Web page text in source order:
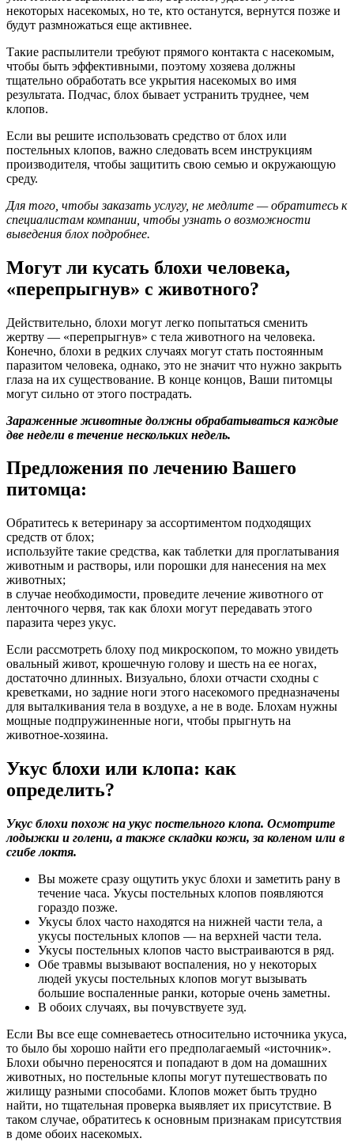
некоторых насекомых, но те, кто останутся, вернутся позже и
будут размножаться еще активнее.
Такие распылители требуют прямого контакта с насекомым,
чтобы быть эффективными, поэтому хозяева должны
тщательно обработать все укрытия насекомых во имя
результата. Подчас, блох бывает устранить труднее, чем
клопов.
Если вы решите использовать средство от блох или
постельных клопов, важно следовать всем инструкциям
производителя, чтобы защитить свою семью и окружающую
среду.
Для того, чтобы заказать услугу, не медлите — обратитесь к
специалистам компании, чтобы узнать о возможности
выведения блох подробнее.
Могут ли кусать блохи человека,
«перепрыгнув» с животного?
Действительно, блохи могут легко попытаться сменить
жертву — «перепрыгнув» с тела животного на человека.
Конечно, блохи в редких случаях могут стать постоянным
паразитом человека, однако, это не значит что нужно закрыть
глаза на их существование. В конце концов, Ваши питомцы
могут сильно от этого пострадать.
Зараженные животные должны обрабатываться каждые
две недели в течение нескольких недель.
Предложения по лечению Вашего
питомца:
Обратитесь к ветеринару за ассортиментом подходящих
средств от блох;
используйте такие средства, как таблетки для проглатывания
животным и растворы, или порошки для нанесения на мех
животных;
в случае необходимости, проведите лечение животного от
ленточного червя, так как блохи могут передавать этого
паразита через укус.
Если рассмотреть блоху под микроскопом, то можно увидеть
овальный живот, крошечную голову и шесть на ее ногах,
достаточно длинных. Визуально, блохи отчасти сходны с
креветками, но задние ноги этого насекомого предназначены
для выталкивания тела в воздухе, а не в воде. Блохам нужны
мощные подпружиненные ноги, чтобы прыгнуть на
животное-хозяина.
Укус блохи или клопа: как
определить?
Укус блохи похож на укус постельного клопа. Осмотрите
лодыжки и голени, а также складки кожи, за коленом или в
сгибе локтя.
Вы можете сразу ощутить укус блохи и заметить рану в
течение часа. Укусы постельных клопов появляются
гораздо позже.
Укусы блох часто находятся на нижней части тела, а
укусы постельных клопов — на верхней части тела.
Укусы постельных клопов часто выстраиваются в ряд.
Обе травмы вызывают воспаления, но у некоторых
людей укусы постельных клопов могут вызывать
большие воспаленные ранки, которые очень заметны.
В обоих случаях, вы почувствуете зуд.
Если Вы все еще сомневаетесь относительно источника укуса,
то было бы хорошо найти его предполагаемый «источник».
Блохи обычно переносятся и попадают в дом на домашних
животных, но постельные клопы могут путешествовать по
жилищу разными способами. Клопов может быть трудно
найти, но тщательная проверка выявляет их присутствие. В
таком случае, обратитесь к основным признакам присутствия
в доме обоих насекомых.